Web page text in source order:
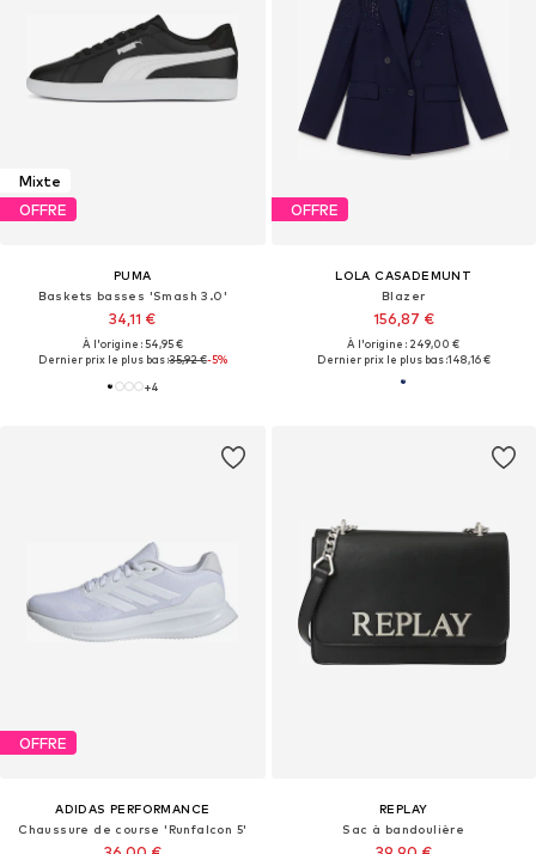
Mixte
OFFRE
PUMA
Baskets basses 'Smash 3.0'
34,11 €
À l'origine : 54,95 €
Dernier prix le plus bas :35,92 €-5%
+4
OFFRE
LOLA CASADEMUNT
Blazer
156,87 €
À l'origine : 249,00 €
Dernier prix le plus bas :148,16 €
OFFRE
ADIDAS PERFORMANCE
Chaussure de course 'Runfalcon 5'
REPLAY
Sac à bandoulière